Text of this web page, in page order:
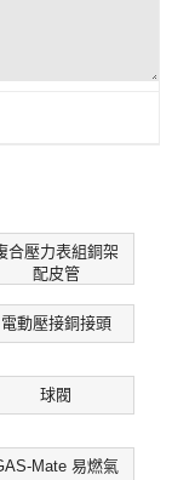
合壓力表組銅架
配皮管
電動壓接銅接頭
球閥
Mate 易燃氣